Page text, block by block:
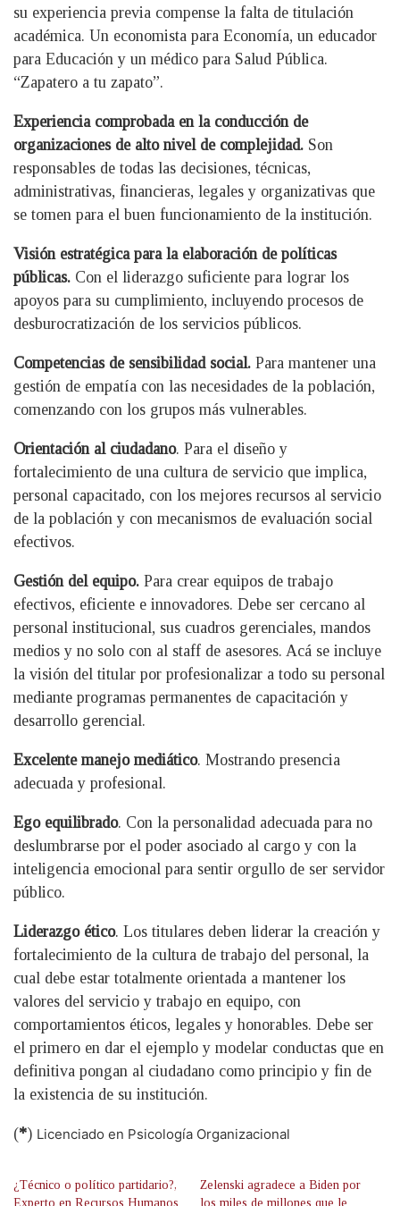
su experiencia previa compense la falta de titulación
académica. Un economista para Economía, un educador
para Educación y un médico para Salud Pública.
“Zapatero a tu zapato”.
Experiencia comprobada en la conducción de
organizaciones de alto nivel de complejidad. Son
responsables de todas las decisiones, técnicas,
administrativas, financieras, legales y organizativas que
se tomen para el buen funcionamiento de la institución.
Visión estratégica para la elaboración de políticas
públicas. Con el liderazgo suficiente para lograr los
apoyos para su cumplimiento, incluyendo procesos de
desburocratización de los servicios públicos.
Competencias de sensibilidad social. Para mantener una
gestión de empatía con las necesidades de la población,
comenzando con los grupos más vulnerables.
Orientación al ciudadano. Para el diseño y
fortalecimiento de una cultura de servicio que implica,
personal capacitado, con los mejores recursos al servicio
de la población y con mecanismos de evaluación social
efectivos.
Gestión del equipo. Para crear equipos de trabajo
efectivos, eficiente e innovadores. Debe ser cercano al
personal institucional, sus cuadros gerenciales, mandos
medios y no solo con al staff de asesores. Acá se incluye
la visión del titular por profesionalizar a todo su personal
mediante programas permanentes de capacitación y
desarrollo gerencial.
Excelente manejo mediático. Mostrando presencia
adecuada y profesional.
Ego equilibrado. Con la personalidad adecuada para no
deslumbrarse por el poder asociado al cargo y con la
inteligencia emocional para sentir orgullo de ser servidor
público.
Liderazgo ético. Los titulares deben liderar la creación y
fortalecimiento de la cultura de trabajo del personal, la
cual debe estar totalmente orientada a mantener los
valores del servicio y trabajo en equipo, con
comportamientos éticos, legales y honorables. Debe ser
el primero en dar el ejemplo y modelar conductas que en
definitiva pongan al ciudadano como principio y fin de
la existencia de su institución.
(*) Licenciado en Psicología Organizacional
¿Técnico o político partidario?,
Experto en Recursos Humanos
Zelenski agradece a Biden por
los miles de millones que le